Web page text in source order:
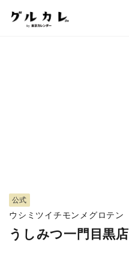
公式
ウシミツイチモンメグロテン
うしみつ一門目黒店